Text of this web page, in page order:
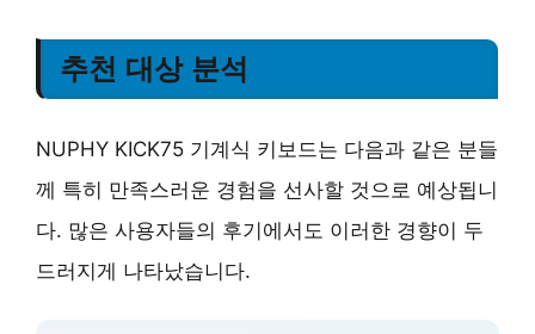
추천 대상 분석
NUPHY KICK75 기계식 키보드는 다음과 같은 분들
께 특히 만족스러운 경험을 선사할 것으로 예상됩니
다. 많은 사용자들의 후기에서도 이러한 경향이 두
드러지게 나타났습니다.